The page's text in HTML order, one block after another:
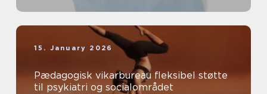
15. January 2026
Pædagogisk vikarbureau fleksibel støtte
til psykiatri og socialområdet